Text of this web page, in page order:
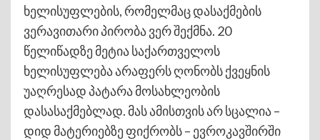
ხელისუფლების, რომელმაც დასაქმების
ვერავითარი პირობა ვერ შექმნა. 20
წელიწადზე მეტია საქართველოს
ხელისუფლება არაფერს ღონობს ქვეყნის
უაღრესად პატარა მოსახლეობის
დასასაქმებლად. მას ამისთვის არ სცალია –
დიდ მატერიებზე ფიქრობს – ევროკავშირში